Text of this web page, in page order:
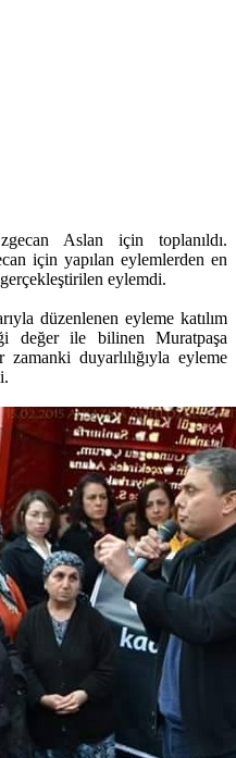
Aslan için toplanıldı.
için yapılan eylemlerden en
gerçekleştirilen eylemdi.
düzenlenen eyleme katılım
değer ile bilinen Muratpaşa
duyarlılığıyla eyleme